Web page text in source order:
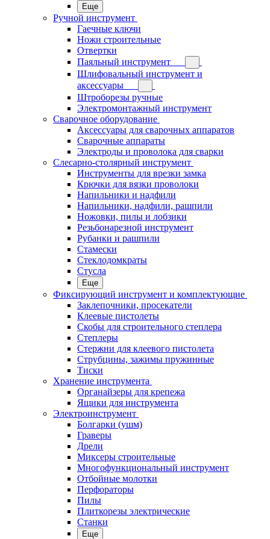
Еще
Ручной инструмент
Гаечные ключи
Ножи строительные
Отвертки
Паяльный инструмент
Шлифовальный инструмент и
аксессуары
Штроборезы ручные
Электромонтажный инструмент
Сварочное оборудование
Аксессуары для сварочных аппаратов
Сварочные аппараты
Электроды и проволока для сварки
Слесарно-столярный инструмент
Инструменты для врезки замка
Крючки для вязки проволоки
Напильники и надфили
Напильники, надфили, рашпили
Ножовки, пилы и лобзики
Резьбонарезной инструмент
Рубанки и рашпили
Стамески
Стеклодомкраты
Стусла
Еще
Фиксирующий инструмент и комплектующие
Заклепочники, просекатели
Клеевые пистолеты
Скобы для строительного степлера
Степлеры
Стержни для клеевого пистолета
Струбцины, зажимы пружинные
Тиски
Хранение инструмента
Органайзеры для крепежа
Ящики для инструмента
Электроинструмент
Болгарки (ушм)
Граверы
Дрели
Миксеры строительные
Многофункциональный инструмент
Отбойные молотки
Перфораторы
Пилы
Плиткорезы электрические
Станки
Еще